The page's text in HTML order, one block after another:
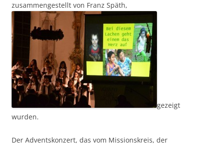
zusammengestellt von Franz Späth,
gezeigt
wurden.
Der Adventskonzert, das vom Missionskreis, der